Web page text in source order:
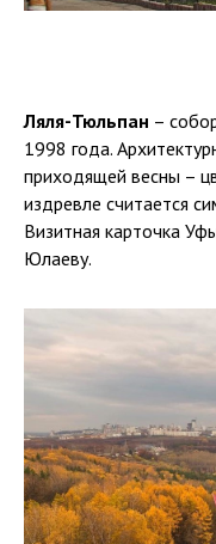
Ляля-Тюльпан –
1998 года.
приходящей весны –
издревле считается
Визитная карточка
Юлаеву.